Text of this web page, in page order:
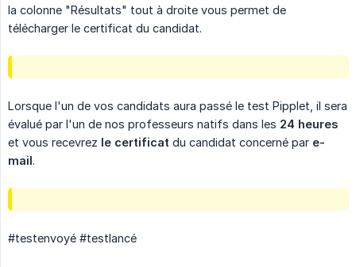
la colonne "Résultats" tout à droite vous permet de
télécharger le certificat du candidat.
Lorsque l'un de vos candidats aura passé le test Pipplet, il sera
évalué par l'un de nos professeurs natifs dans les 24 heures
et vous recevrez le certificat du candidat concerné par e-
mail.
#testenvoyé #testlancé